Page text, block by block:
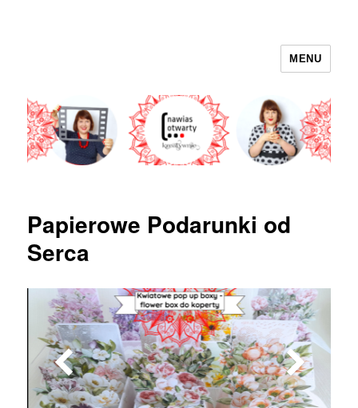
MENU
Papierowe Podarunki od
Serca